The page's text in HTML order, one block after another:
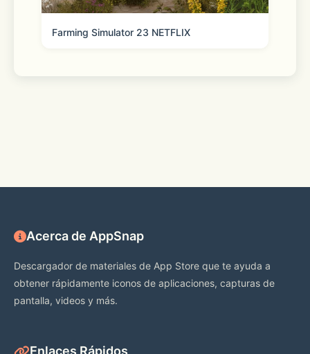
帅哥角色全新加入哦！贴心设计让暖暖的
搭配，挑战审美和衣服搭配能力！贴近生
活的剧情对日常穿衣搭配极具参考价值！
Farming Simulator 23 NETFLIX
Acerca de AppSnap
Descargador de materiales de App Store que te ayuda a
obtener rápidamente iconos de aplicaciones, capturas de
pantalla, videos y más.
Enlaces Rápidos